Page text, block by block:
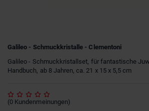
Galileo - Schmuckkristalle - Clementoni
Galileo - Schmuckkristallset, für fantastische
Handbuch, ab 8 Jahren, ca. 21 x 15 x 5,5 cm
(0 Kundenmeinungen)